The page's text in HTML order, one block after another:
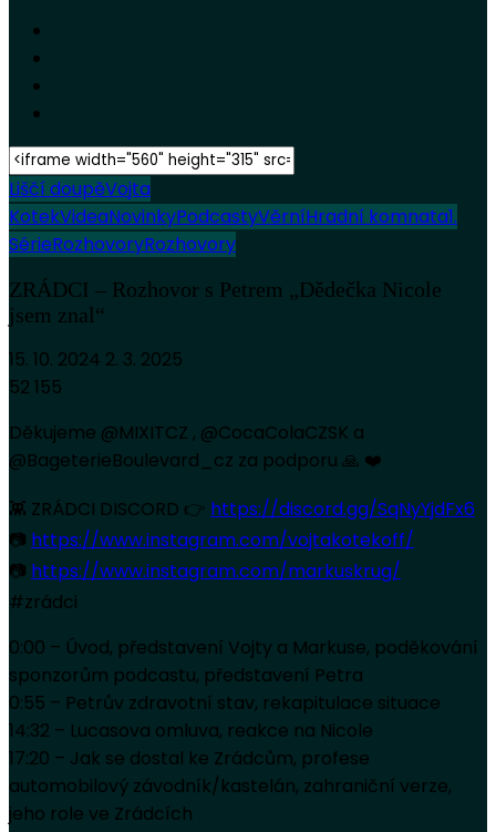
Liščí doupěVojta
KotekVideaNovinkyPodcastyVěrníHradní komnata1.
SérieRozhovoryRozhovory
ZRÁDCI – Rozhovor s Petrem „Dědečka Nicole
jsem znal“
15. 10. 2024 2. 3. 2025
52 155
Děkujeme @MIXITCZ , @CocaColaCZSK a
@BageterieBoulevard_cz za podporu 🙏 ❤️
👾 ZRÁDCI DISCORD 👉 https://discord.gg/SqNyYjdFx6
📷 https://www.instagram.com/vojtakotekoff/
📷 https://www.instagram.com/markuskrug/
#zrádci
0:00 – Úvod, představení Vojty a Markuse, poděkování
sponzorům podcastu, představení Petra
0:55 – Petrův zdravotní stav, rekapitulace situace
14:32 – Lucasova omluva, reakce na Nicole
17:20 – Jak se dostal ke Zrádcům, profese
automobilový závodník/kastelán, zahraniční verze,
jeho role ve Zrádcích